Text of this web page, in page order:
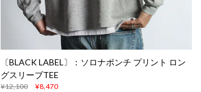
〔BLACK LABEL〕：ソロナポンチ プリント ロン
グスリーブTEE
¥12,100 ¥8,470